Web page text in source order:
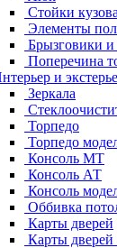
Стойки кузова
Элементы
Брызговики и
Поперечина
и
Зеркала
Торпедо
Торпедо
Консоль МТ
Консоль АТ
Консоль
Оббивка
Карты дверей
Карты дверей